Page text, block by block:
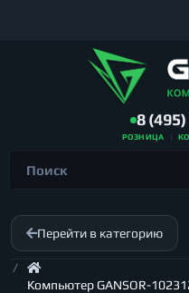
8
РОЗНИЦА
Перейти в категорию
Компьютер GANSOR-